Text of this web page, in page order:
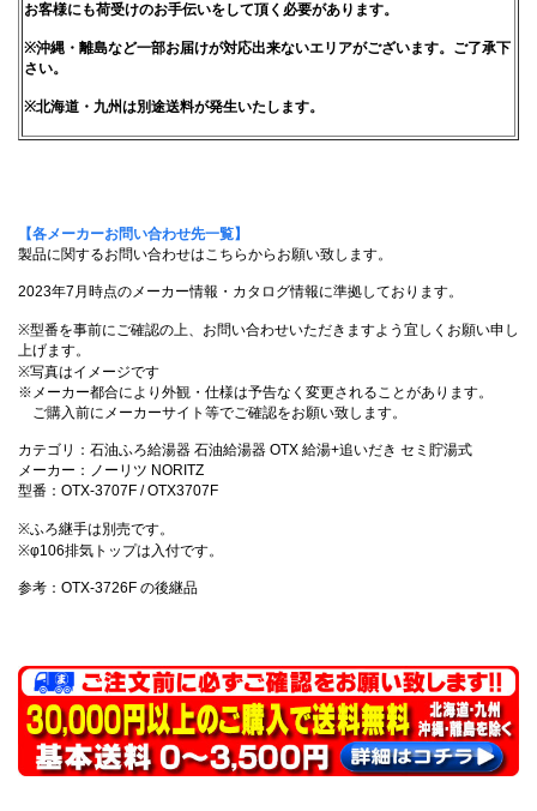
お客様にも荷受けのお手伝いをして頂く必要があります。
※沖縄・離島など一部お届けが対応出来ないエリアがございます。ご了承下
さい。
※北海道・九州は別途送料が発生いたします。
【各メーカーお問い合わせ先一覧】
製品に関するお問い合わせはこちらからお願い致します。
2023年7月時点のメーカー情報・カタログ情報に準拠しております。
※型番を事前にご確認の上、お問い合わせいただきますよう宜しくお願い申し
上げます。
※写真はイメージです
※メーカー都合により外観・仕様は予告なく変更されることがあります。
ご購入前にメーカーサイト等でご確認をお願い致します。
カテゴリ：石油ふろ給湯器 石油給湯器 OTX 給湯+追いだき セミ貯湯式
メーカー：ノーリツ NORITZ
型番：OTX-3707F / OTX3707F
※ふろ継手は別売です。
※φ106排気トップは入付です。
参考：OTX-3726F の後継品